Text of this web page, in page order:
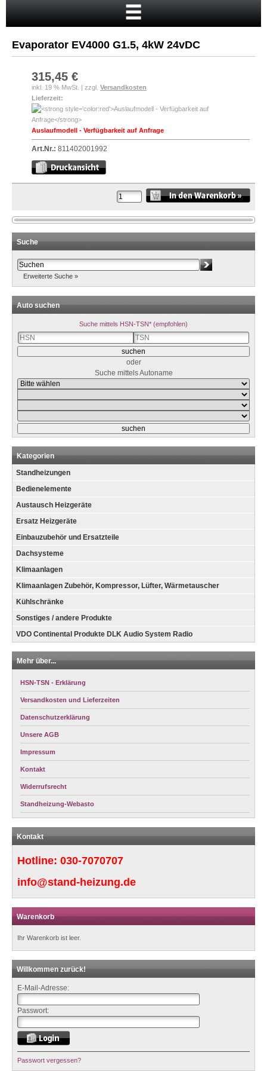
Mein Konto
Neukunde?
Kasse
Anmelden
Evaporator EV4000 G1.5, 4kW 24vDC
315,45 €
inkl. 19 % MwSt. | zzgl. Versandkosten
Lieferzeit:
Auslaufmodell - Verfügbarkeit auf Anfrage
Art.Nr.: 811402001992
Suche
Erweiterte Suche »
Auto suchen
Suche mittels HSN-TSN* (empfohlen)
oder
Suche mittels Autoname
Kategorien
Standheizungen
Bedienelemente
Austausch Heizgeräte
Ersatz Heizgeräte
Einbauzubehör und Ersatzteile
Dachsysteme
Klimaanlagen
Klimaanlagen Zubehör, Kompressor, Lüfter, Wärmetauscher
Kühlschränke
Sonstiges / andere Produkte
VDO Continental Produkte DLK Audio System Radio
Mehr über...
HSN-TSN - Erklärung
Versandkosten und Lieferzeiten
Datenschutzerklärung
Unsere AGB
Impressum
Kontakt
Widerrufsrecht
Standheizung-Webasto
Kontakt
Hotline: 030-7070707
info@stand-heizung.de
Warenkorb
Ihr Warenkorb ist leer.
Willkommen zurück!
E-Mail-Adresse:
Passwort:
Passwort vergessen?